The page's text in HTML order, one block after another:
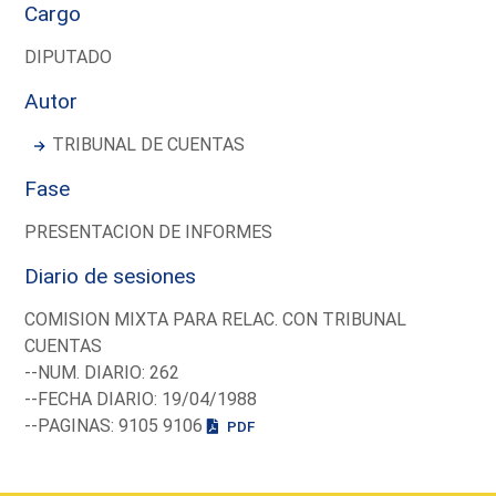
Cargo
DIPUTADO
Autor
TRIBUNAL DE CUENTAS
Fase
PRESENTACION DE INFORMES
Diario de sesiones
COMISION MIXTA PARA RELAC. CON TRIBUNAL
CUENTAS
--NUM. DIARIO: 262
--FECHA DIARIO: 19/04/1988
--PAGINAS: 9105 9106
PDF